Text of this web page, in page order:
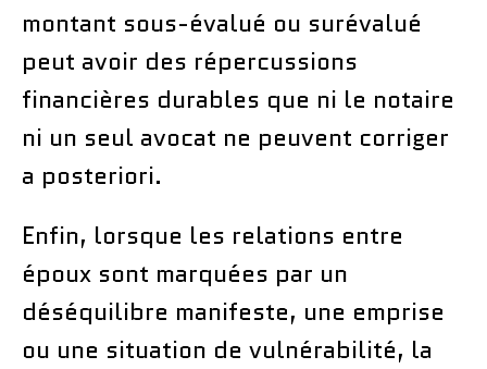
montant sous-évalué ou surévalué
peut avoir des répercussions
financières durables que ni le notaire
ni un seul avocat ne peuvent corriger
a posteriori.
Enfin, lorsque les relations entre
époux sont marquées par un
déséquilibre manifeste, une emprise
ou une situation de vulnérabilité, la